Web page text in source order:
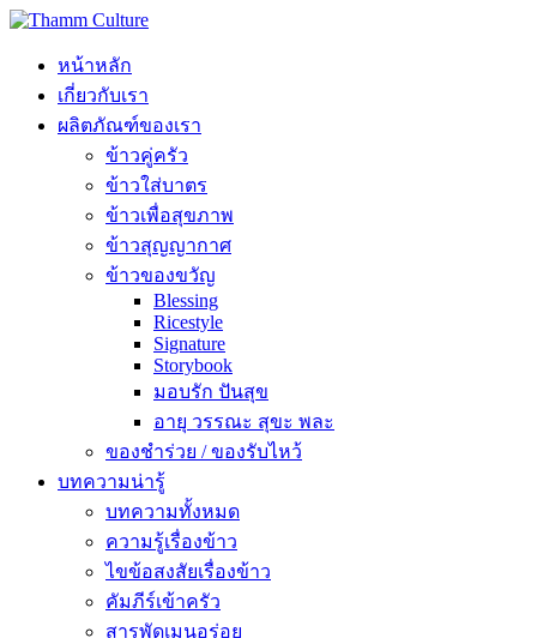
หน้าหลัก
เกี่ยวกับเรา
ผลิตภัณฑ์ของเรา
ข้าวคู่ครัว
ข้าวใส่บาตร
ข้าวเพื่อสุขภาพ
ข้าวสุญญากาศ
ข้าวของขวัญ
Blessing
Ricestyle
Signature
Storybook
มอบรัก ปันสุข
อายุ วรรณะ สุขะ พละ
ของชำร่วย / ของรับไหว้
บทความน่ารู้
บทความทั้งหมด
ความรู้เรื่องข้าว
ไขข้อสงสัยเรื่องข้าว
คัมภีร์เข้าครัว
สารพัดเมนูอร่อย